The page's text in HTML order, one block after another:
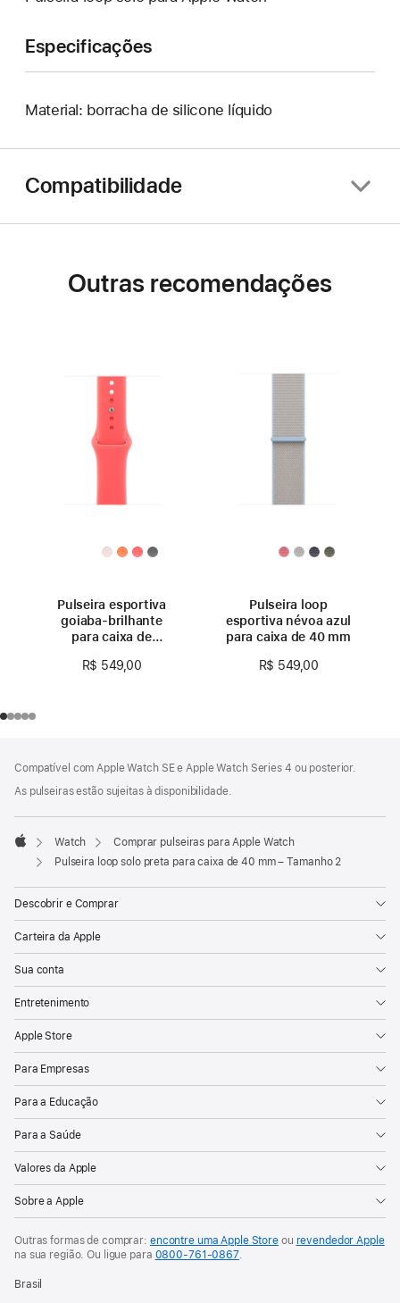
Especificações
Material: borracha de silicone líquido
Compatibilidade
Outras recomendações
Pulseira esportiva
goiaba-brilhante
para caixa de
R$ 549,00
Pulseira loop
esportiva névoa azul
para caixa de 40 mm
R$ 549,00
de
rodapé
Compatível com Apple Watch SE e Apple Watch Series 4 ou posterior.
As pulseiras estão sujeitas à disponibilidade.
Apple
Watch
Comprar pulseiras para Apple Watch
Pulseira loop solo preta para caixa de 40 mm – Tamanho 2
Descobrir e Comprar
Carteira da Apple
Sua conta
Entretenimento
Apple Store
Para Empresas
Para a Educação
Para a Saúde
Valores da Apple
Sobre a Apple
Outras formas de comprar: encontre uma Apple Store ou revendedor Apple
na sua região. Ou ligue para 0800-761-0867.
Brasil